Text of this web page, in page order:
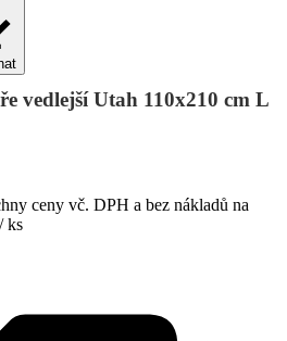
vedlejší Utah 110x210 cm L
ceny vč. DPH a bez nákladů na
/ ks